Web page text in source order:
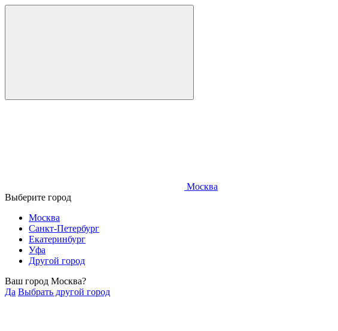
Москва
Выберите город
Москва
Санкт-Петербург
Екатеринбург
Уфа
Другой город
Ваш город Москва?
Да Выбрать другой город